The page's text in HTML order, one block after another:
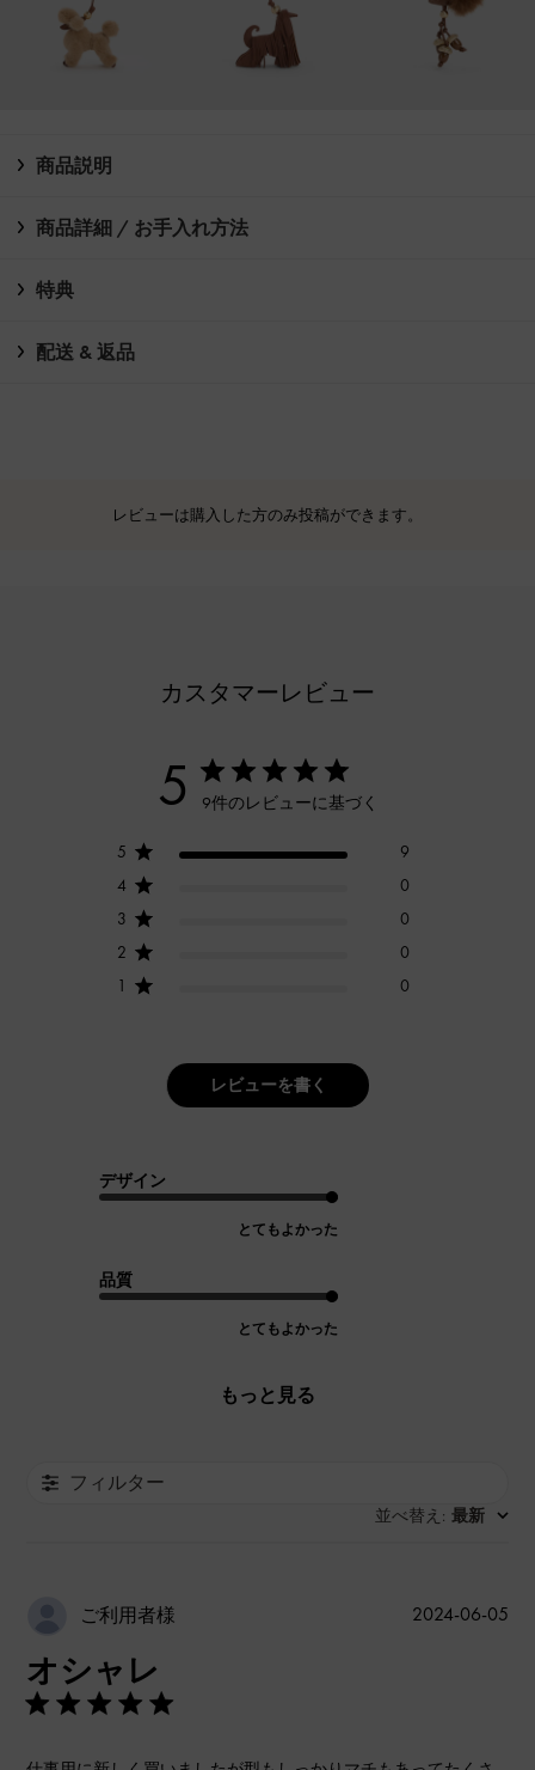
商品説明
商品詳細 / お手入れ方法
特典
配送 & 返品
レビューは購入した方のみ投稿ができます。
カスタマーレビュー
5 9件のレビューに基づく
5
9
4
0
3
0
2
0
1
0
レビューを書く
デザイン
とてもよかった
品質
とてもよかった
もっと見る
フィルター
並べ替え : 最新
ご利用者様
オシャレ
公
2024-06-05